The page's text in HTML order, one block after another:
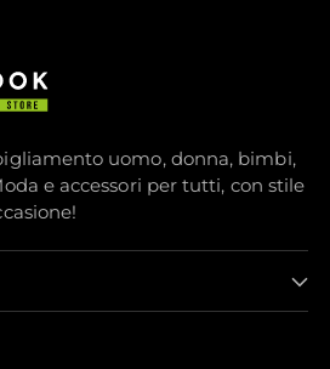
uomo, donna, bimbi,
e accessori per tutti, con stile